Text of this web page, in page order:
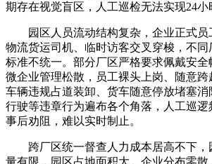
期存在视觉盲区，人工巡检无法实现24小
园区人员流动结构复杂，企业正式员
物流货运司机、临时访客交叉穿梭，不
标准不统一。部分厂区严格要求佩戴安
微企业管理松散，员工裸头上岗、随意
车辆违规占道装卸、货车随意停放堵塞
行驶等违章行为遍布各个角落，人工巡
事后劝阻，难以实时制止。
跨厂区统一督查人力成本居高不下